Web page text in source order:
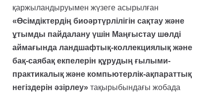
қаржыландыруымен жүзеге асырылған
«Өсімдіктердің биоәртүрлілігін сақтау және
ұтымды пайдалану үшін Маңғыстау шөлді
аймағында ландшафтық-коллекциялық және
бақ-саябақ екпелерін құрудың ғылыми-
практикалық және компьютерлік-ақпараттық
негіздерін әзірлеу» тақырыбындағы жобада